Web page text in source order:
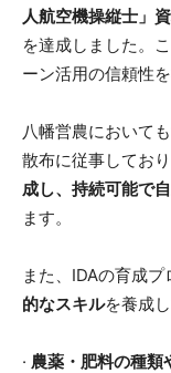
人航空機操縦士」
を達成しました。
ーン活用の信頼性
八幡営農において
散布に従事してお
成し、持続可能で
ます。
また、IDAの育成
的なスキルを養成
· 農薬・肥料の種類